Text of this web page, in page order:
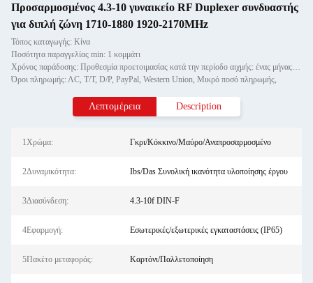
Προσαρμοσμένος 4.3-10 γυναικείο RF Duplexer συνδυαστής
για διπλή ζώνη 1710-1880 1920-2170MHz
Τόπος καταγωγής: Κίνα
Ποσότητα παραγγελίας min: 1 κομμάτι
Χρόνος παράδοσης: Προθεσμία προετοιμασίας κατά την περίοδο αιχμής: ένας μήνας, εκτός εποχής: εντός 15 εργάσιμων ημερών
Όροι πληρωμής: ΛC, T/T, D/P, PayPal, Western Union, Μικρό ποσό πληρωμής,
Λεπτομέρεια Description
1Χρώμα: Γκρι/Κόκκινο/Μαύρο/Αναπροσαρμοσμένο
2Δυναμικότητα: Ibs/Das Συνολική ικανότητα υλοποίησης έργου
3Διασύνδεση: 4.3-10f DIN-F
4Εφαρμογή: Εσωτερικές/εξωτερικές εγκαταστάσεις (IP65)
5Πακέτο μεταφοράς: Καρτόνι/Παλλετοποίηση